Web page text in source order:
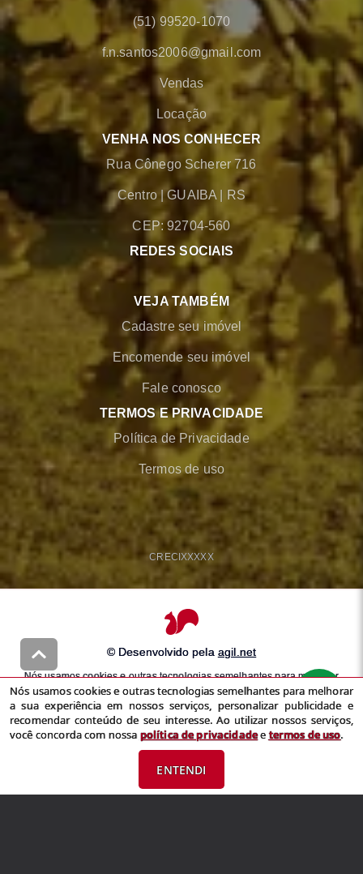
(51) 99520-1070
f.n.santos2006@gmail.com
Vendas
Locação
VENHA NOS CONHECER
Rua Cônego Scherer 716
Centro |GUAIBA RS
CEP: 92704-560
REDES SOCIAIS
VEJA TAMBÉM
Cadastre seu imóvel
Encomende seu imóvel
Fale conosco
TERMOS E PRIVACIDADE
Política de Privacidade
Termos de uso
CRECIXXXXX
© Desenvolvido pela agil.net
Nós usamos cookies e outras tecnologias semelhantes para melhorar
a sua experiência em nossos serviços, personalizar publicidade e
recomendar conteúdo de seu interesse. Ao utilizar nossos serviços,
você concorda com nossapolítica de privacidadeetermos de uso
Nós usamos cookies e outras tecnologias semelhantes para melhorar
a sua experiência em nossos serviços, personalizar publicidade e
recomendar conteúdo de seu interesse. Ao utilizar nossos serviços,
você concorda com nossa política de privacidadeetermos de uso.
ENTENDI